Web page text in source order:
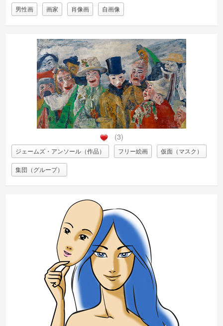
男性画 画家 肖像画 自画像
(3)
ジェームズ・アンソール（作品） フリー絵画 仮面（マスク）
集団（グループ）